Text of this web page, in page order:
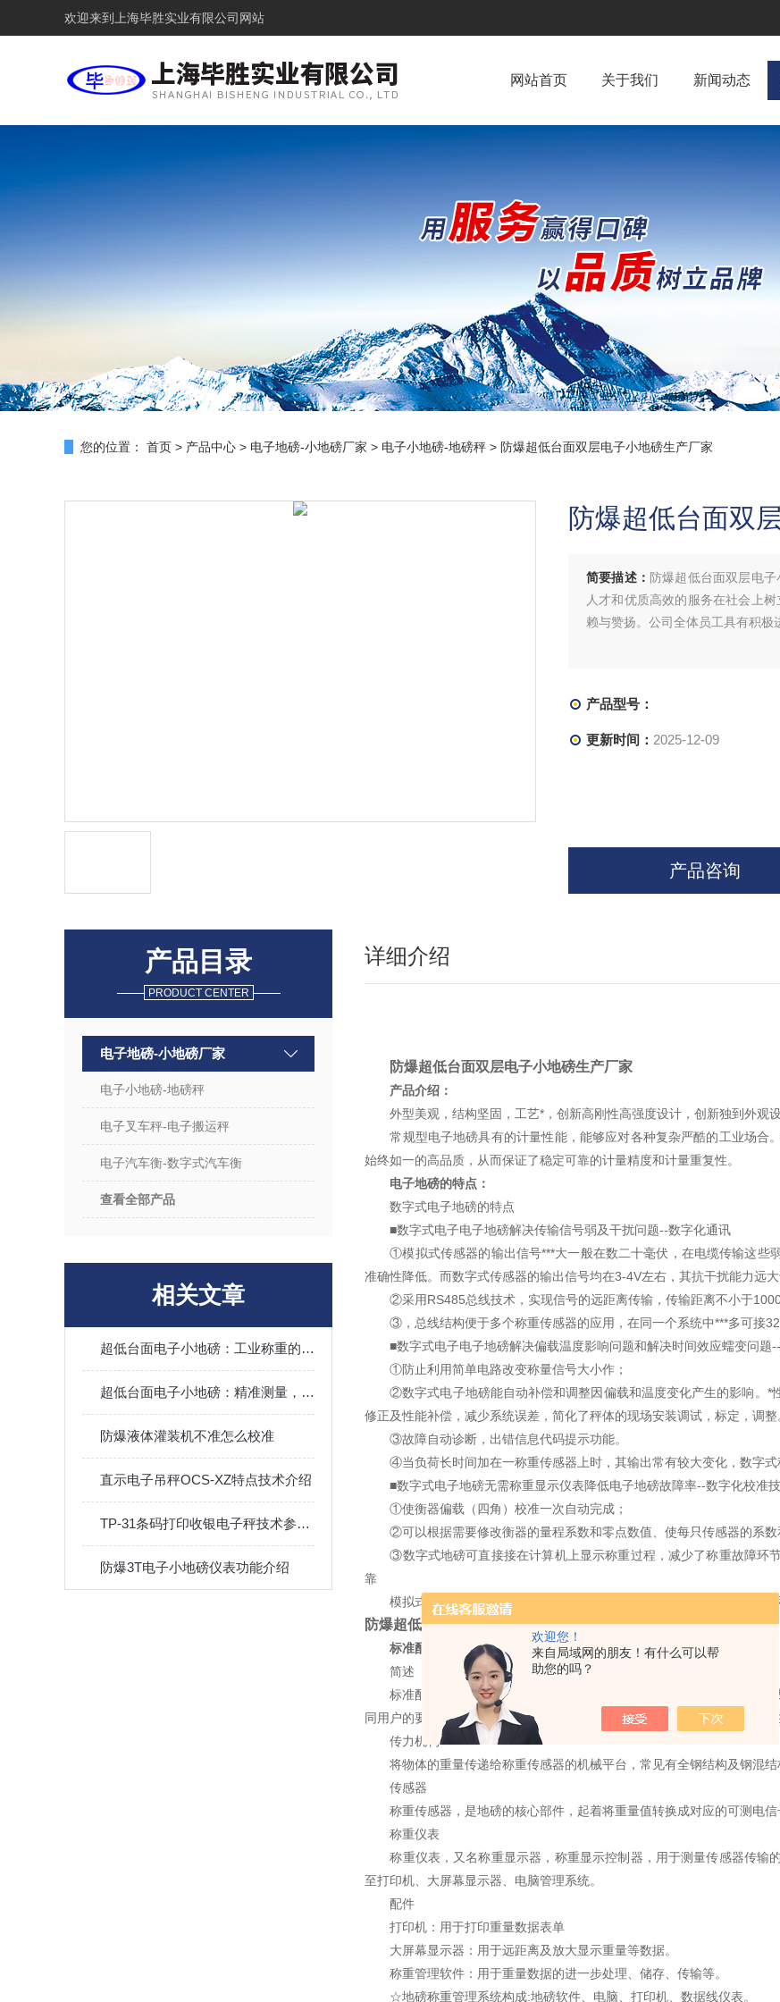
欢迎您！
来自局域网的朋友！有什么可以帮
助您的吗？
欢迎来到 上海毕胜实业有限公司网站
网站首页 关于我们 新闻动态
您的位置： 首页 > 产品中心 > 电子地磅-小地磅厂家 > 电子小地磅-地磅秤 > 防爆超低台面双层电子小地磅生产厂家
防爆超低台面双
简要描述： 防爆超低台面双层电
人才和优质高效的服务在社会上
赖与赞扬。公司全体员工具有积极
产品型号：
更新时间： 2025-12-09
产品咨询
产品目录
PRODUCT CENTER
电子地磅-小地磅厂家
电子小地磅-地磅秤
电子叉车秤-电子搬运秤
电子汽车衡-数字式汽车衡
查看全部产品
相关文章
超低台面电子小地磅：工业称重的紧凑解决方案
超低台面电子小地磅：精准测量，无处不在
防爆液体灌装机不准怎么校准
直示电子吊秤OCS-XZ特点技术介绍
TP-31条码打印收银电子秤技术参数概况
防爆3T电子小地磅仪表功能介绍
详细介绍
防爆超低台面双层电子小地磅生产厂家
产品介绍：
外型美观，结构坚固，工艺*，创新高刚性高强度设计，创新独到外观设
常规型电子地磅具有的计量性能，能够应对各种复杂严酷的工业场合
始终如一的高品质，从而保证了稳定可靠的计量精度和计量重复性。
电子地磅的特点：
数字式电子地磅的特点
■数字式电子电子地磅解决传输信号弱及干扰问题--数字化通讯
①模拟式传感器的输出信号***大一般在数二十毫伏，在电缆传输这些
准确性降低。而数字式传感器的输出信号均在3-4V左右，其抗干扰能力远
②采用RS485总线技术，实现信号的远距离传输，传输距离不小于1000
③，总线结构便于多个称重传感器的应用，在同一个系统中***多可接32
■数字式电子电子地磅解决偏载温度影响问题和解决时间效应蠕变问题
①防止利用简单电路改变称量信号大小作；
②数字式电子地磅能自动补偿和调整因偏载和温度变化产生的影响。*
修正及性能补偿，减少系统误差，简化了秤体的现场安装调试，标定，调整
③故障自动诊断，出错信息代码提示功能。
④当负荷长时间加在一称重传感器上时，其输出常有较大变化，数字式
■数字式电子地磅无需称重显示仪表降低电子地磅故障率--数字化校准
①使衡器偏载（四角）校准一次自动完成；
②可以根据需要修改衡器的量程系数和零点数值、使每只传感器的系数
③数字式地磅可直接接在计算机上显示称重过程，减少了称重故障环
靠
模拟式电子地磅由钢结构模块式秤台，高精度桥式电阻应变模拟传感器
防爆超低台面双层电子小地磅生产厂家
标准配置：
简述
标准配置主要由承重传力机构(秤体)、高精度称重传感器、称重显示仪
同用户的要求，选配打印机、大屏幕显示器、称重管理软件以完成更高层次
传力机构
将物体的重量传递给称重传感器的机械平台，常见有全钢结构及钢混结
传感器
称重传感器，是地磅的核心部件，起着将重量值转换成对应的可测电信
称重仪表
称重仪表，又名称重显示器，称重显示控制器，用于测量传感器传输
至打印机、大屏幕显示器、电脑管理系统。
配件
打印机：用于打印重量数据表单
大屏幕显示器：用于远距离及放大显示重量等数据。
称重管理软件：用于重量数据的进一步处理、储存、传输等。
☆地磅称重管理系统构成:地磅软件、电脑、打印机、数据线仪表。